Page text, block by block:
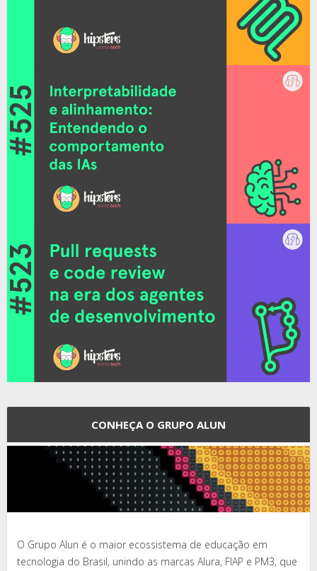
CONHEÇA O GRUPO ALUN
O Grupo Alun é o maior ecossistema de educação em
tecnologia do Brasil, unindo as marcas Alura, FIAP e PM3, que